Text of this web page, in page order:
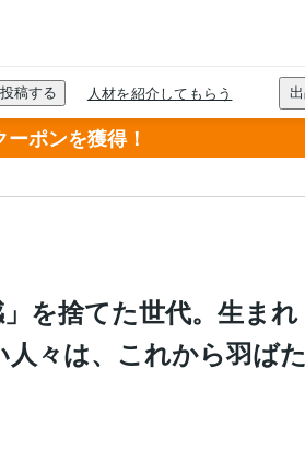
ポンを獲得！
を捨てた世代。生まれ
々は、これから羽ばた